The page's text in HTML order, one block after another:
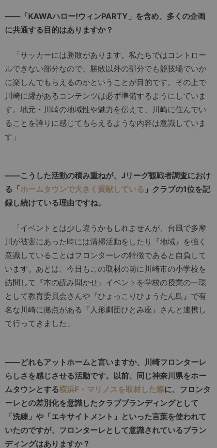
――「KAWAハロー!ウィンPARTY」を含め、多くの企画
に共通する目的はありますか？
「サッカーには勝敗があります。私たちではコントロー
ルできない部分なので、勝敗以外の部分でも競技場でいか
に楽しんでもらえるのかということが目的です。その上で
川崎に縁があるコンテンツは必ず準備するようにしていま
す。地元・川崎の地域性や魅力を伝えて、川崎に住んでい
ることを誇りに感じてもらえるような内容は意識していま
す」
――こうした活動の積み重ねが、Jリーグ観戦者調査におけ
る「ホームタウンで大きく貢献している 」クラブの1位を記
録し続けている理由ですね。
「イベントとは少し違うかもしれませんが、台風で多摩
川が被害にあった時には清掃活動をしたり『地域』を強く
意識していることはフロンターレの特徴であると自負して
います。あとは、今日もこの取材の前に川崎市の小学校を
訪問して『本の読み聞かせ』イベントを学校の授業の一環
として教育委員会さんや『ひょっこりひょうたん島』で有
名な川崎に拠点がある『人形劇団ひとみ座』さんと連携し
て行ってきました」
――どれもアットホームと言いますか、川崎フロンターレ
らしさを感じさせる活動です。以前、同じ神奈川県をホー
ムタウンとする横浜F・マリノスを取材した際に、フロンタ
ーレとの差別化を意識したクラブブランディングとして
「洗練」や「エキサイトメント」といった言葉を使われて
いたのですが、フロンターレとして意識されているブラン
ディングはありますか？